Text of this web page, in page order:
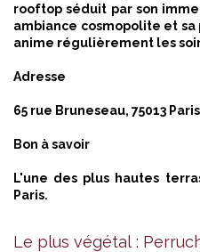
rooftop séduit par son
ambiance cosmopolite et
anime régulièrement les
Adresse
65 rue Bruneseau, 75013 Paris
Bon à savoir
L'une des plus hautes
Paris.
Le plus végétal :